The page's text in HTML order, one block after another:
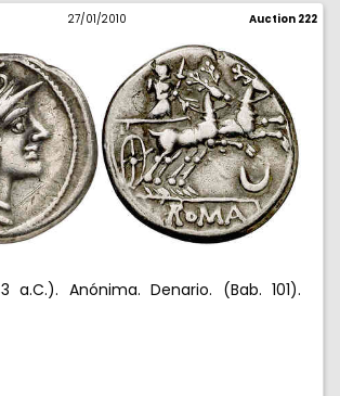
27/01/2010 Auction 222
a.C.). Anónima. Denario. (Bab. 101).